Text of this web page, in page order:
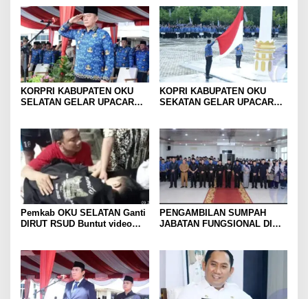
KORPRI KABUPATEN OKU
SELATAN GELAR UPACARA
KOPRI KABUPATEN OKU
SEKATAN GELAR UPACARA
Pemkab OKU SELATAN Ganti
DIRUT RSUD Buntut video
PENGAMBILAN SUMPAH
JABATAN FUNGSIONAL DI